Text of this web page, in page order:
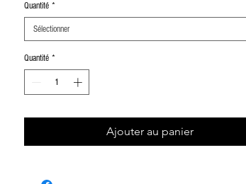
Quantité *
Sélectionner
Quantité *
Ajouter au panier